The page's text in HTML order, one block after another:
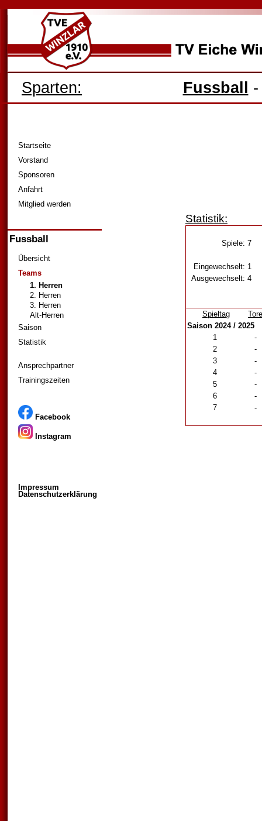
Sparten: Fussball
Startseite
Vorstand
Sponsoren
Anfahrt
Mitglied werden
Fussball
Übersicht
Teams
1. Herren
2. Herren
3. Herren
Alt-Herren
Saison
Statistik
Ansprechpartner
Trainingszeiten
Facebook
Instagram
Impressum
Datenschutzerklärung
Statistik:
Spiele: 7
Eingewechselt: 1
Ausgewechselt: 4
Spieltag
Tore
Saison 2024 / 2025
1
-
2
-
3
-
4
-
5
-
6
-
7
-